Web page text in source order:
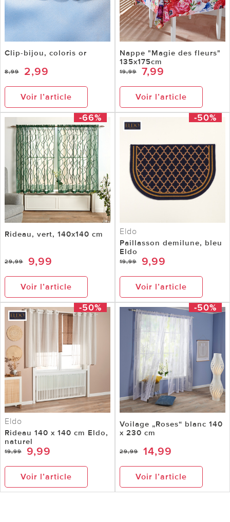
Clip-bijou, coloris or
8,99 2,99
Voir l’article
Nappe "Magie des fleurs"
135x175cm
19,99 7,99
Voir l’article
-66%
Rideau, vert, 140x140 cm
29,99 9,99
Voir l’article
-50%
Eldo
Paillasson demilune, bleu
Eldo
19,99 9,99
Voir l’article
-50%
Eldo
Rideau 140 x 140 cm Eldo,
naturel
19,99 9,99
Voir l’article
-50%
Voilage „Roses“ blanc 140
x 230 cm
29,99 14,99
Voir l’article